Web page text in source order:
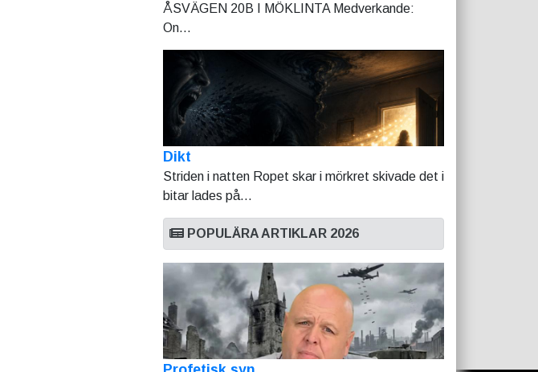
ÅSVÄGEN 20B I MÖKLINTA Medverkande:
On...
Dikt
Striden i natten Ropet skar i mörkret skivade det i
bitar lades på...
POPULÄRA ARTIKLAR 2026